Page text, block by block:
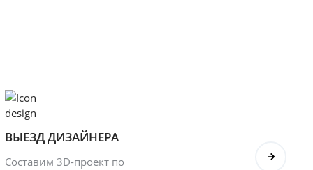
ВЫЕЗД ДИЗАЙНЕРА
Составим 3D-проект по